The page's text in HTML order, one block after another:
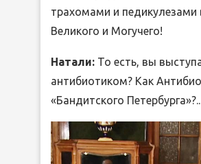
трахомами и педикулезами
Великого и Могучего!
Натали: То есть, вы
антибиотиком? Как
«Бандитского Петербурга»?..